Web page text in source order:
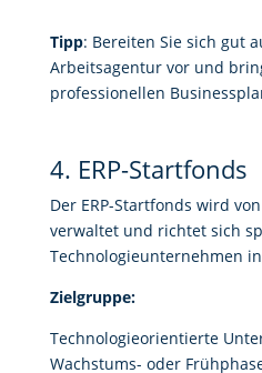
Tipp: Bereiten Sie sich gut
Arbeitsagentur vor und
professionellen
4. ERP-Startfonds
Der ERP-Startfonds wird
verwaltet und richtet sich
Technologieunternehmen
Zielgruppe:
Technologieorientierte
Wachstums- oder